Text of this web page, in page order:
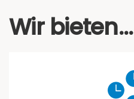
Wir bieten...